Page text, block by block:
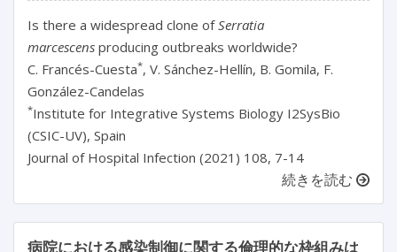
Is there a widespread clone ofSerratia
marcescens producing outbreaks worldwide?
C. Francés-Cuesta*, V. Sánchez-Hellín, B. Gomila, F.
González-Candelas
*Institute for Integrative Systems Biology I2SysBio
(CSIC-UV), Spain
Journal of Hospital Infection (2021) 108, 7-14
続きを読む
病院における感染制御に関する倫理的な枠組みは